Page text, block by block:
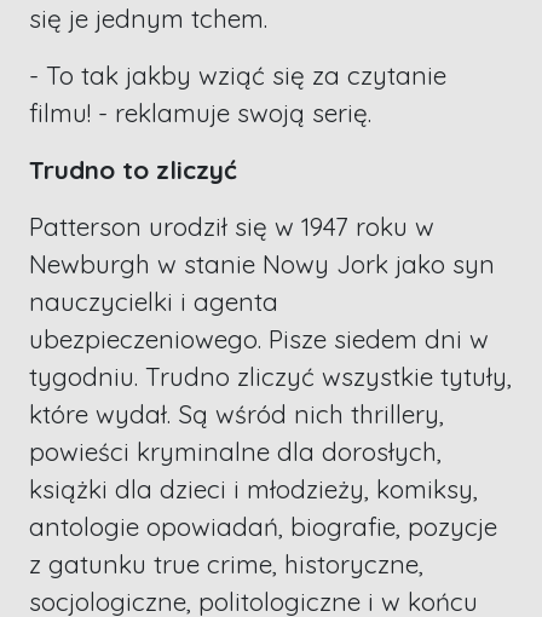
się je jednym tchem.
- To tak jakby wziąć się za czytanie
filmu! - reklamuje swoją serię.
Trudno to zliczyć
Patterson urodził się w 1947 roku w
Newburgh w stanie Nowy Jork jako syn
nauczycielki i agenta
ubezpieczeniowego. Pisze siedem dni w
tygodniu. Trudno zliczyć wszystkie tytuły,
które wydał. Są wśród nich thrillery,
powieści kryminalne dla dorosłych,
książki dla dzieci i młodzieży, komiksy,
antologie opowiadań, biografie, pozycje
z gatunku true crime, historyczne,
socjologiczne, politologiczne i w końcu